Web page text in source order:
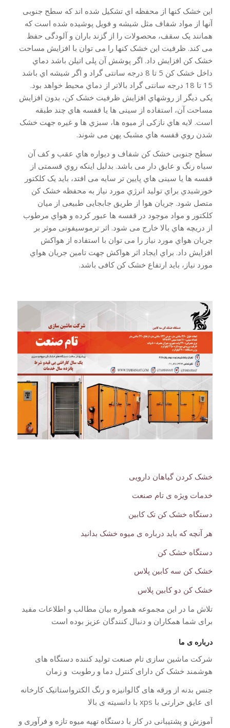
این خشک کنها از محفظه اي تشکیل شده اند که سطح جنوبی
آنها از مواد شفاف مثل شیشه و فویل پوشیده شده است که
همانند یک سقف، محصولات را از گزند باران و آلودگی حفظ
می کند. ظرفیت این خشک کنها را می توان با افزایش مساحت
خشک کن افزایش داد. اگر پوشش آن پلی اتیلن باشد دماي
داخل خشک کن 5 تا 8 درجه سانتی گراد و اگر شیشه اي باشد
15 تا 18 درجه سانتی گراد بالاتر از دماي محیط خواهد بود.
یکی دیگر از روشهاي افزایش ظرفیت خشک کن، بدون افزایش
مساحت آن، استفاده از سینی ها یا قفسه هاي چند طبقه
است. لایه هاي نازکی از میوه ها، سبزي ها و غیره جهت خشک
شدن روي قفسه هاي مشبک پهن می شوند.
سطح جنوبی خشک کن شفاف و دیواره هاي عقب و کف آن
سیاه رنگ و عایق دار می باشد. بدلیل اینکه روي قسمتی از
قفسه ها یا سینی هاي پایین تر سایه می افتد، باید یک کلکتور
خورشیدي براي تولید انرژي مورد نیاز به محفظه خشک کن
متصل شود. جریان هوا از طریق جابجایی طبیعی از میان
کلکتور و مواد موجود در قفسه ها عبور کرده و هواي مرطوب
از دریچه هاي بالا خارج می شود. اثر ترموسیفونی موثر بر
جریان هواي مورد نیاز را می توان با استفاده از هواکش
افزایش داد. براي ایجاد اثر هواکش جهت تامین جریان هواي
مورد نیاز، باید ارتفاع خشک کن کافی باشد.
خشک کردن گیاهان دارویی
خدمات ویژه ی تام صنعت
دستگاه خشک کن تک کابین
هر آنچه که باید درباره ی میوه خشک بدانید
دستگاه خشک کن
خشک کن سه کابین پلاس
خشک کن دو کابین پلاس
تلاش ما در این مجموعه همواره بیان مطالب و اطلاعات مفید
برای شما همکاران و دنبال کنندگان عزیز بوده است
درباره ی ما
شرکت ماشین سازی تام صنعت تولید کننده دستگاه های
هوشمند خشک کن دارای کنترل دما و رطوبت و زمان
جنس بدنه از ورقه های گالوانیزه و رنگ الکترواستاتیک کارخانه
ای عایق حرارتی با xps با دانسیته ی بالا
آموزش و پشتیبانی در کار با دستگاه تهیه میوه تازه و فرآوری و